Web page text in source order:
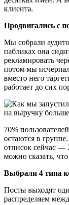
клиента.
Продвигались с
Мы собрали
пабликах она
рекламировать
потом мы
вместо него
работает до сих
70%
остаются в
отписок сейчас —
можно сказать, что
Выбрали 4 типа
Посты выходят
распределяем